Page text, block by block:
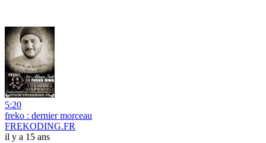
5:20
freko : dernier morceau
FREKODING.FR
il y a 15 ans